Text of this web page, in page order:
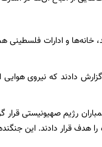
و ادارات فلسطینی
دادند که نیروی
رژیم صهیونیستی
هدف قرار دادند. این